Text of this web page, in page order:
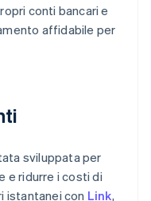
conti bancari e
affidabile per
sviluppata per
e ridurre i costi di
istantanei con Link,